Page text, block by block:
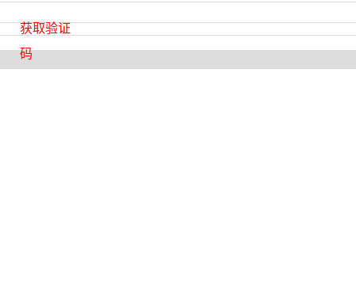
获取验证
码